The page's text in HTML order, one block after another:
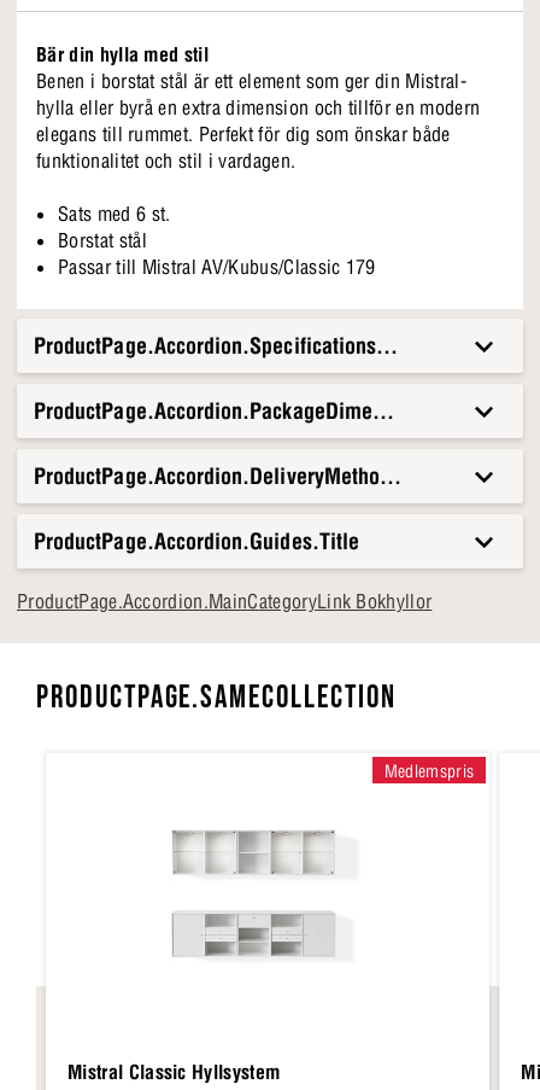
Bär din hylla med stil
Benen i borstat stål är ett element som ger din Mistral-
hylla eller byrå en extra dimension och tillför en modern
elegans till rummet. Perfekt för dig som önskar både
funktionalitet och stil i vardagen.
Sats med 6 st.
Borstat stål
Passar till Mistral AV/Kubus/Classic 179
ProductPage.Accordion.Specifications.Title
ProductPage.Accordion.DeliveryMethods.Title
ProductPage.Accordion.Guides.Title
ProductPage.Accordion.MainCategoryLink Bokhyllor
PRODUCTPAGE.SAMECOLLECTION
Medlemspris
Mistral Classic Hyllsystem